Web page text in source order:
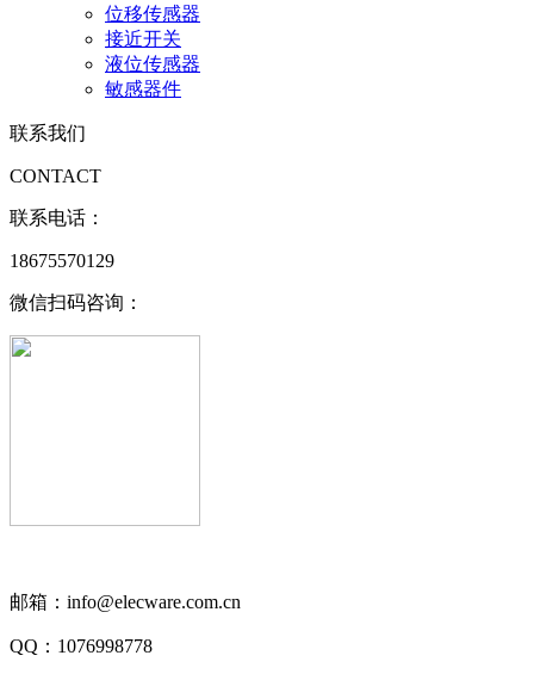
位移传感器
接近开关
液位传感器
敏感器件
联系我们
CONTACT
联系电话：
18675570129
微信扫码咨询：
邮箱：info@elecware.com.cn
QQ：1076998778